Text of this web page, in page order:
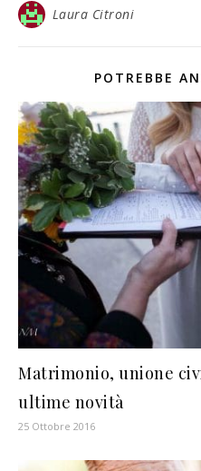
Laura Citroni
POTREBBE
Matrimonio, unione
ultime novità
25 Ottobre 2016